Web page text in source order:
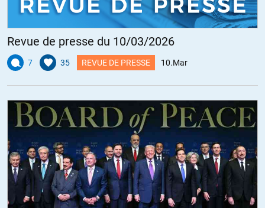
Revue de presse du 10/03/2026
7 35 REVUE DE PRESSE 10.Mar